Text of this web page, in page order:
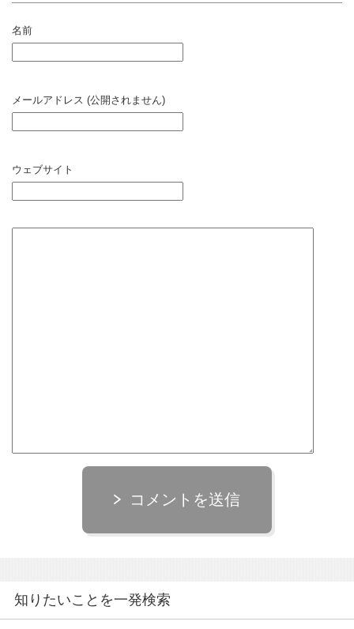
名前
メールアドレス (公開されません)
ウェブサイト
コメントを送信
知りたいことを一発検索